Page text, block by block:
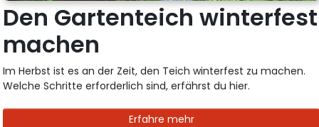
Den Gartenteich winterfest
machen
Im Herbst ist es an der Zeit, den Teich winterfest zu machen.
Welche Schritte erforderlich sind, erfährst du hier.
Erfahre mehr